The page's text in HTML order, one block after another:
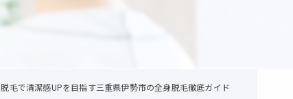
脱毛で清潔感UPを目指す三重県伊勢市の全身脱毛徹底ガイド